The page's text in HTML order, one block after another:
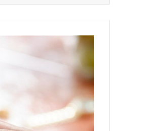
سياسة
تطلقها
اعطني
بياناتك
او